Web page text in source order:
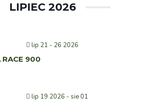
LIPIEC 2026
lip 21 - 26 2026
RACE 900
lip 19 2026 - sie 01